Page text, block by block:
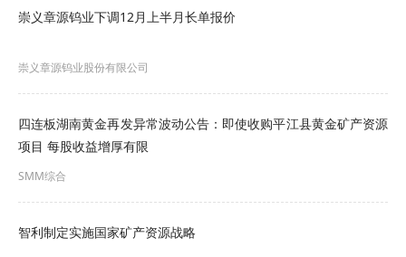
国内具备光伏用超细钨丝材研发及生产能力的企业
3.请问贵司今日股价大跌，公司基本面是否有重大
利空，或者人事变动翔鹭钨业回应：尊敬的投资
的关注！
崇义章源钨业下调12月上半月长单报价
崇义章源钨业股份有限公司
四连板湖南黄金再发异常波动公告：即使收购平江县黄金矿产资源
项目 每股收益增厚有限
SMM综合
智利制定实施国家矿产资源战略